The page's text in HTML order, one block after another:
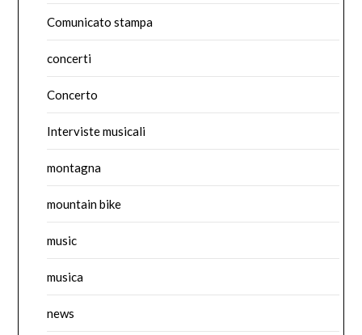
Comunicato stampa
concerti
Concerto
Interviste musicali
montagna
mountain bike
music
musica
news